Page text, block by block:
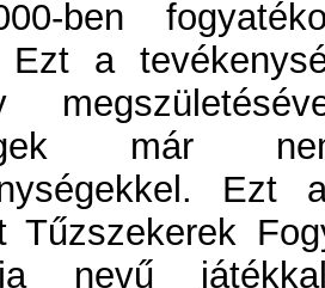
ben
Ezt a
már
Tűzszekerek
nevű